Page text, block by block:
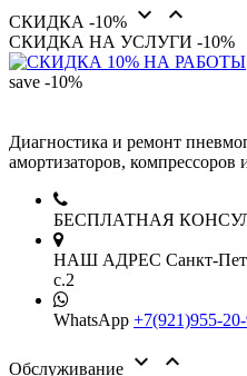
СКИДКА -10%  
СКИДКА НА УСЛУГИ -10%
save -10%
Диагностика и ремонт
амортизаторов, компрессоров
БЕСПЛАТНАЯ
НАШ АДРЕС Санкт-
с.2
WhatsApp +7(921)955-
Обслуживание  